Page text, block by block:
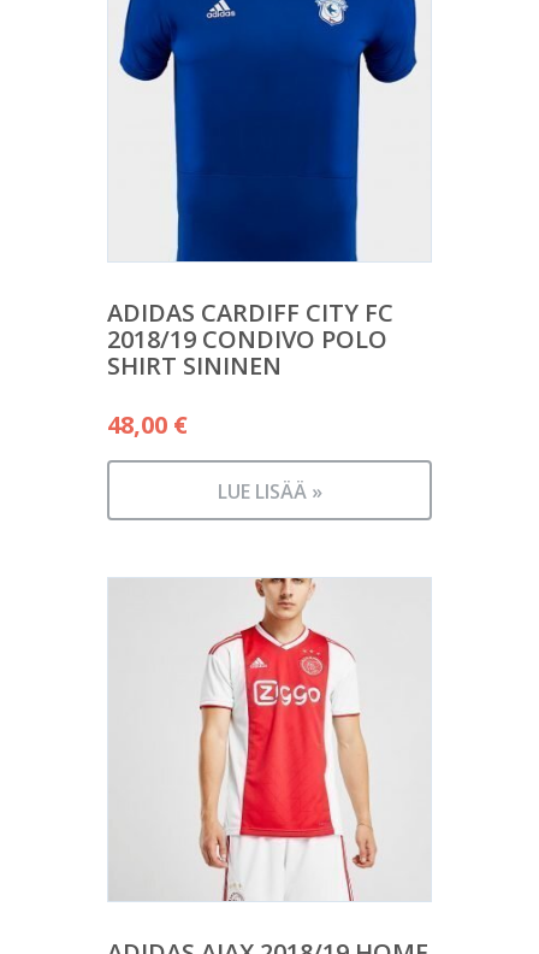
ADIDAS CARDIFF CITY FC
2018/19 CONDIVO POLO
SHIRT SININEN
48,00 €
LUE LISÄÄ »